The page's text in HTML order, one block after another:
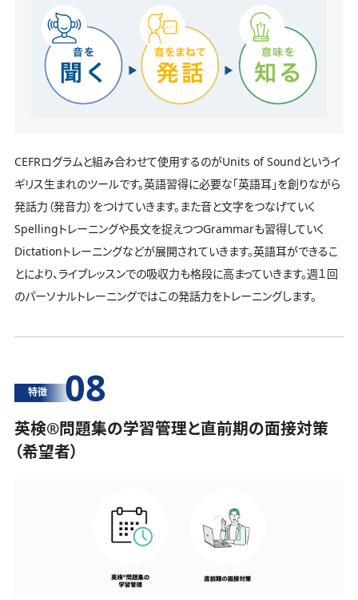
CEFRログラムと組み合わせて使用するのがUnits of Soundというイ
ギリス生まれのツールです。英語習得に必要な「英語耳」を創りながら
発話力（発音力）をつけていきます。また音と文字をつなげていく
Spellingトレーニングや長文を捉えつつGrammarも習得していく
Dictationトレーニングなどが展開されていきます。英語耳ができるこ
とにより、ライブレッスンでの吸収力も格段に高まっていきます。週１回
のパーソナルトレーニングではこの発話力をトレーニングします。
特徴 08
英検®️問題集の学習管理と直前期の面接対策
（希望者）